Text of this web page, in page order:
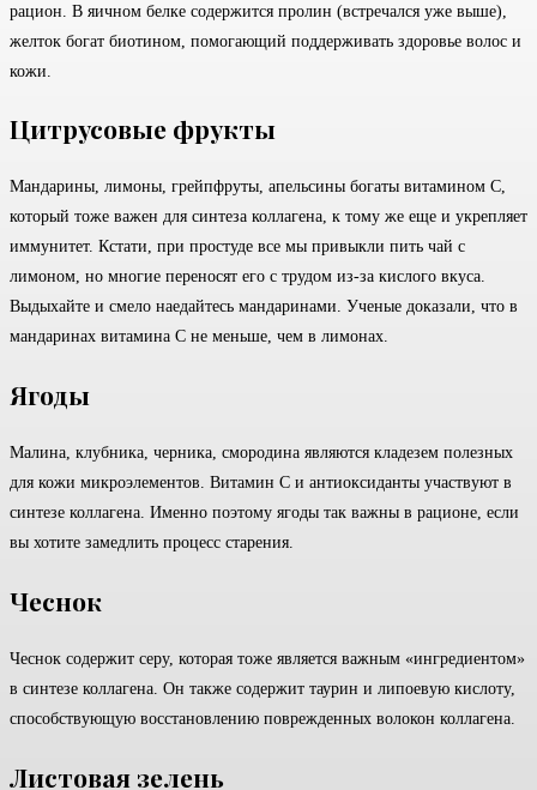
рацион. В яичном белке содержится пролин (встречался уже выше),
желток богат биотином, помогающий поддерживать здоровье волос и
кожи.
Цитрусовые фрукты
Мандарины, лимоны, грейпфруты, апельсины богаты витамином С,
который тоже важен для синтеза коллагена, к тому же еще и укрепляет
иммунитет. Кстати, при простуде все мы привыкли пить чай с
лимоном, но многие переносят его с трудом из-за кислого вкуса.
Выдыхайте и смело наедайтесь мандаринами. Ученые доказали, что в
мандаринах витамина С не меньше, чем в лимонах.
Ягоды
Малина, клубника, черника, смородина являются кладезем полезных
для кожи микроэлементов. Витамин С и антиоксиданты участвуют в
синтезе коллагена. Именно поэтому ягоды так важны в рационе, если
вы хотите замедлить процесс старения.
Чеснок
Чеснок содержит серу, которая тоже является важным «ингредиентом»
в синтезе коллагена. Он также содержит таурин и липоевую кислоту,
способствующую восстановлению поврежденных волокон коллагена.
Листовая зелень